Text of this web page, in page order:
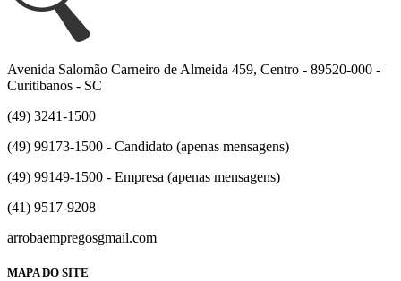
Avenida Salomão Carneiro de Almeida 459, Centro - 89520-000 -
Curitibanos - SC
(49) 3241-1500
(49) 99173-1500 - Candidato (apenas mensagens)
(49) 99149-1500 - Empresa (apenas mensagens)
(41) 9517-9208
arrobaempregosgmail.com
MAPA DO SITE